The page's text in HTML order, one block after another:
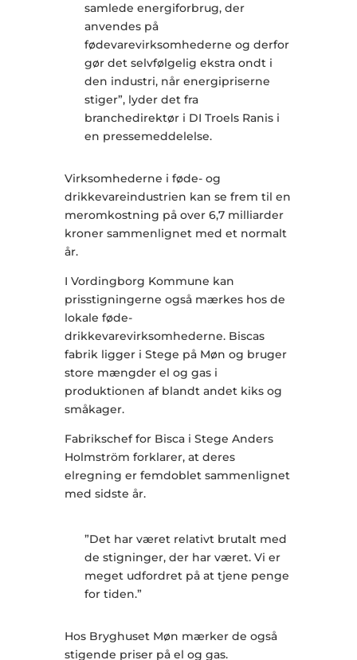
samlede energiforbrug, der
anvendes på
fødevarevirksomhederne og derfor
gør det selvfølgelig ekstra ondt i
den industri, når energipriserne
stiger”, lyder det fra
branchedirektør i DI Troels Ranis i
en pressemeddelelse.
Virksomhederne i føde- og
drikkevareindustrien kan se frem til en
meromkostning på over 6,7 milliarder
kroner sammenlignet med et normalt
år.
I Vordingborg Kommune kan
prisstigningerne også mærkes hos de
lokale føde-
drikkevarevirksomhederne. Biscas
fabrik ligger i Stege på Møn og bruger
store mængder el og gas i
produktionen af blandt andet kiks og
småkager.
Fabrikschef for Bisca i Stege Anders
Holmström forklarer, at deres
elregning er femdoblet sammenlignet
med sidste år.
”Det har været relativt brutalt med
de stigninger, der har været. Vi er
meget udfordret på at tjene penge
for tiden.”
Hos Bryghuset Møn mærker de også
stigende priser på el og gas.